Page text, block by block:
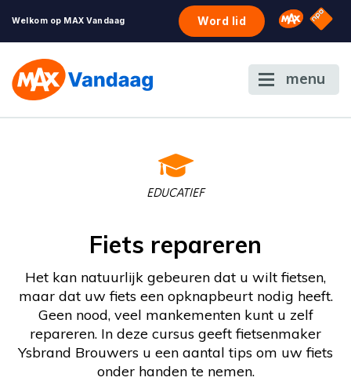
Welkom op MAX Vandaag Word lid Omroep
NPO
menu
EDUCATIEF
Fiets repareren
Het kan natuurlijk gebeuren dat u wilt fietsen,
maar dat uw fiets een opknapbeurt nodig heeft.
Geen nood, veel mankementen kunt u zelf
repareren. In deze cursus geeft fietsenmaker
Ysbrand Brouwers u een aantal tips om uw fiets
onder handen te nemen.